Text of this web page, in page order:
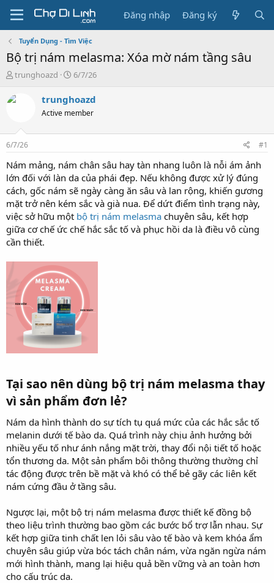
Đăng nhập Đăng ký
Tuyển Dụng - Tìm Việc
Bộ trị nám melasma: Xóa mờ nám tầng sâu
T
r
s
t
a
r
t
e
r
trunghoazd
N
à
g
6/7/26
trunghoazd
Active member
6/7/26 #1
Nám mảng, nám chân sâu hay tàn nhang luôn là nỗi ám ảnh
lớn đối với làn da của phái đẹp. Nếu không được xử lý đúng
cách, gốc nám sẽ ngày càng ăn sâu và lan rộng, khiến gương
mặt trở nên kém sắc và già nua. Để dứt điểm tình trạng này,
việc sở hữu một bộ trị nám melasma chuyên sâu, kết hợp
giữa cơ chế ức chế hắc sắc tố và phục hồi da là điều vô cùng
cần thiết.
Tại sao nên dùng bộ trị nám melasma thay
vì sản phẩm đơn lẻ?​
Nám da hình thành do sự tích tụ quá mức của các hắc sắc tố
melanin dưới tế bào da. Quá trình này chịu ảnh hưởng bởi
nhiều yếu tố như ánh nắng mặt trời, thay đổi nội tiết tố hoặc
tổn thương da. Một sản phẩm bôi thông thường thường chỉ
tác động được trên bề mặt và khó có thể bẻ gãy các liên kết
nám cứng đầu ở tầng sâu.
Ngược lại, một bộ trị nám melasma được thiết kế đồng bộ
theo liệu trình thường bao gồm các bước bổ trợ lẫn nhau. Sự
kết hợp giữa tinh chất len lỏi sâu vào tế bào và kem khóa ẩm
chuyên sâu giúp vừa bóc tách chân nám, vừa ngăn ngừa nám
mới hình thành, mang lại hiệu quả bền vững và an toàn hơn
cho cấu trúc da.